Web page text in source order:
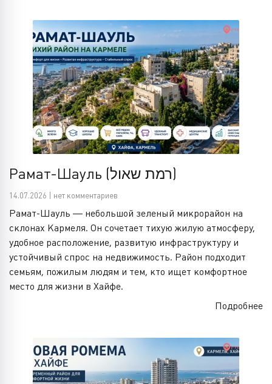
Рамат-Шауль (רמת שאול)
14.07.2026 | нет комментариев
Рамат-Шауль — небольшой зеленый микрорайон на
склонах Кармеля. Он сочетает тихую жилую атмосферу,
удобное расположение, развитую инфраструктуру и
устойчивый спрос на недвижимость. Район подходит
семьям, пожилым людям и тем, кто ищет комфортное
место для жизни в Хайфе.
Подробнее